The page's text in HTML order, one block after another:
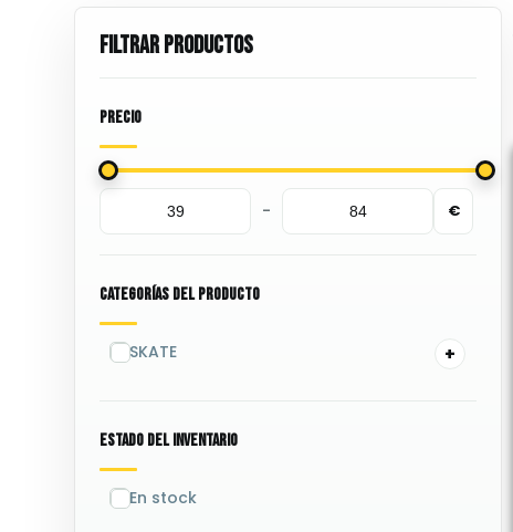
Precio
€
Minimum Price
- Maximum Price
Categorías Del Producto
SKATE
Estado Del Inventario
En stock